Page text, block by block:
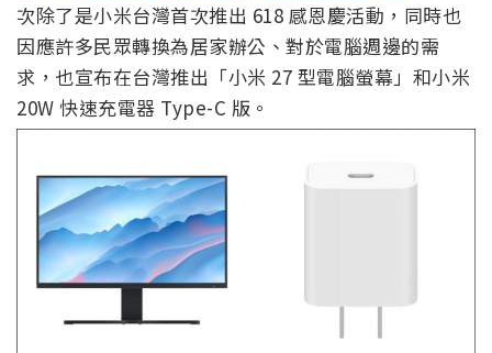
次除了是小米台灣首次推出 618 感恩慶活動，同時也
因應許多民眾轉換為居家辦公、對於電腦週邊的需
求，也宣布在台灣推出「小米 27 型電腦螢幕」和小米
20W 快速充電器 Type-C 版。